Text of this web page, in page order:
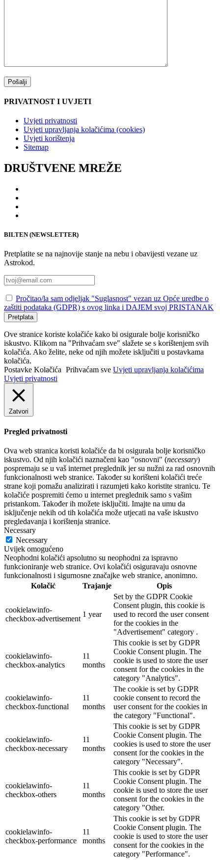
PRIVATNOST I UVJETI
Uvjeti privatnosti
Uvjeti upravljanja kolačićima (cookies)
Uvjeti korištenja
Sitemap
DRUŠTVENE MREŽE
BILTEN (NEWSLETTER)
Pretplatite se na najnovije stanje na nebu i obavijesti vezane uz
Astrokod.
Pročitao/la sam odjeljak "Suglasnost" vezan uz Opće uredbe o
zaštiti podataka (GDPR) s ovog linka i DAJEM svoj PRISTANAK
Pretplata
Ove stranice koriste kolačiće kako bi osigurale bolje korisničko
iskustvo. Klikom na "Prihvaćam sve" slažete se s korištenjem svih
kolačića. Ako želite, neke od njih možete isključiti u postavkama
kolačića.
Postavke Kolačića Prihvaćam sve Uvjeti upravljanja kolačićima
Uvjeti privatnosti
Zatvori
Pregled privatnosti
Ova web stranica koristi kolačiće da bi osigurala bolje korisničko
iskustvo. Od njih kolačići naznačeni kao "osnovni" (necessary)
pospremaju se u vaš internet preglednik jer su nužni za rad osnovnih
funkcionalnosti web stranice. Također su korišteni kolačići treće
strane koji pomažu analizirati i razumjeti kako koristite stranicu. Te
kolačiće pospremiti ćemo u internet preglednik samo s vašim
pristankom. Također ih možete isključiti. Imajte na umu da
isključenje nekih od tih kolačića može utjecati na vaše iskustvo
pregledavanja i korištenja stranice.
Necessary
Necessary
Uvijek omogućeno
Neophodni kolačići apsolutno su neophodni za ispravno
funkcioniranje web stranice. Ovi kolačići osiguravaju osnovne
funkcionalnosti i sigurnosne značajke web stranice, anonimno.
Kolačić
Trajanje Opis
cookielawinfo-
checkbox-advertisement
1 year
Set by the GDPR Cookie
Consent plugin, this cookie is
used to record the user consent
for the cookies in the
"Advertisement" category .
cookielawinfo-
checkbox-analytics
11
months
This cookie is set by GDPR
Cookie Consent plugin. The
cookie is used to store the user
consent for the cookies in the
category "Analytics".
cookielawinfo-
checkbox-functional
11
months
The cookie is set by GDPR
cookie consent to record the
user consent for the cookies in
the category "Functional".
cookielawinfo-
checkbox-necessary
11
months
This cookie is set by GDPR
Cookie Consent plugin. The
cookies is used to store the user
consent for the cookies in the
category "Necessary".
cookielawinfo-
checkbox-others
11
months
This cookie is set by GDPR
Cookie Consent plugin. The
cookie is used to store the user
consent for the cookies in the
category "Other.
cookielawinfo-
checkbox-performance
11
months
This cookie is set by GDPR
Cookie Consent plugin. The
cookie is used to store the user
consent for the cookies in the
category "Performance".